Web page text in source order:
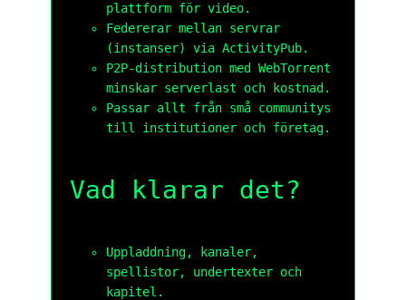
plattform för video.
Federerar mellan servrar
(instanser) via ActivityPub.
P2P-distribution med WebTorrent
minskar serverlast och kostnad.
Passar allt från små communitys
till institutioner och företag.
Vad klarar det?
Uppladdning, kanaler,
spellistor, undertexter och
kapitel.